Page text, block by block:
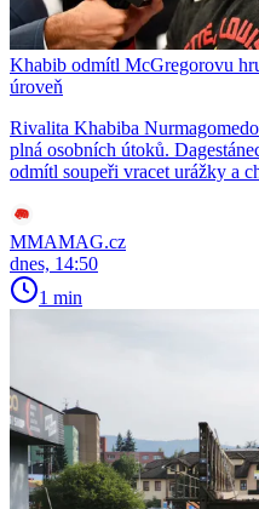
Khabib odmítl McGregorovu
úroveň
Rivalita Khabiba
plná osobních útoků.
odmítl soupeři vracet urážky a
MMAMAG.cz
dnes, 14:50
1 min